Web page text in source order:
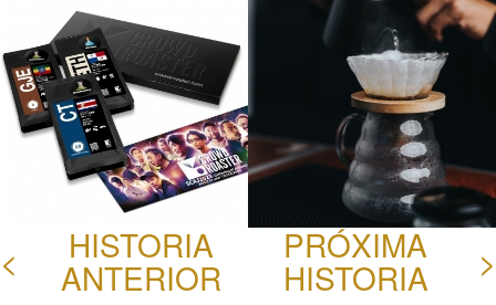
< HISTORIA
ANTERIOR
PRÓXIMA
HISTORIA >